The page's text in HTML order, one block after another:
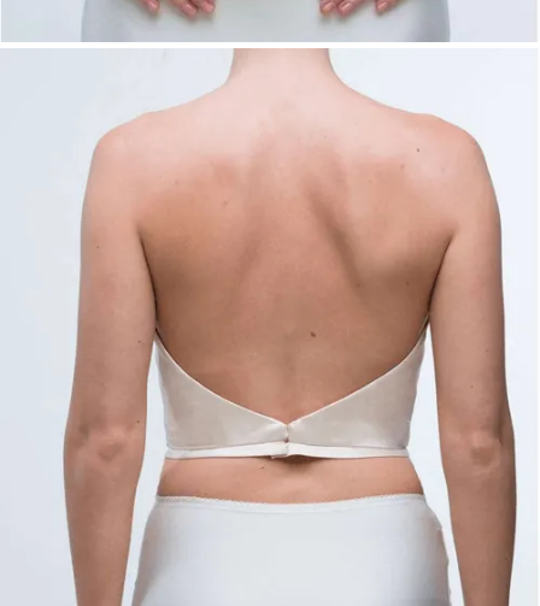
Basic – Top
Hinweis:
Dieser Artikel ist verfügbar und kann direkt
bestellt werden.
Bridal Fashion Düsseldorf | Schlichtes Braut
Corsagen-Top | Sweetheart Ausschnitt Braut |